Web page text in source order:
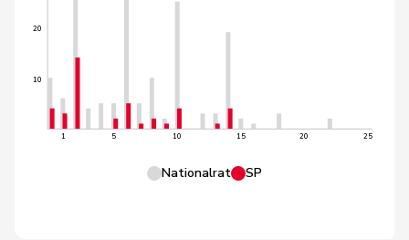
10
20
1 5 10 15 20 25
Nationalrat SP